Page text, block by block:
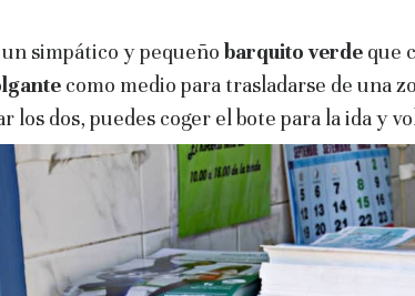
un simpático y pequeño barquito verde que
como medio para trasladarse de una
los dos, puedes coger el bote para la ida y